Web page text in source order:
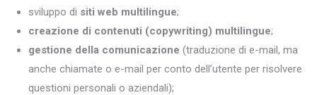
sviluppo di siti web multilingue;
creazione di contenuti (copywriting) multilingue;
gestione della comunicazione (traduzione di e-mail, ma
anche chiamate o e-mail per conto dell’utente per risolvere
questioni personali o aziendali);